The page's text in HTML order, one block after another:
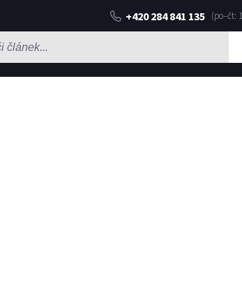
+420 284 841 135